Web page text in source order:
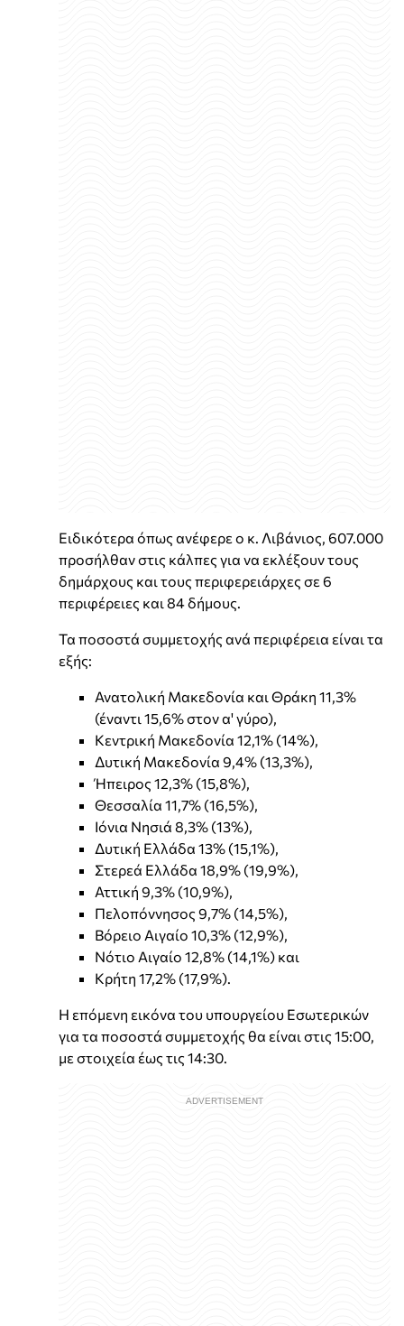
Ειδικότερα όπως ανέφερε ο κ. Λιβάνιος, 607.000
προσήλθαν στις κάλπες για να εκλέξουν τους
δημάρχους και τους περιφερειάρχες σε 6
περιφέρειες και 84 δήμους.
Τα ποσοστά συμμετοχής ανά περιφέρεια είναι τα
εξής:
Ανατολική Μακεδονία και Θράκη 11,3%
(έναντι 15,6% στον α' γύρο),
Κεντρική Μακεδονία 12,1% (14%),
Δυτική Μακεδονία 9,4% (13,3%),
Ήπειρος 12,3% (15,8%),
Θεσσαλία 11,7% (16,5%),
Ιόνια Νησιά 8,3% (13%),
Δυτική Ελλάδα 13% (15,1%),
Στερεά Ελλάδα 18,9% (19,9%),
Αττική 9,3% (10,9%),
Πελοπόννησος 9,7% (14,5%),
Βόρειο Αιγαίο 10,3% (12,9%),
Νότιο Αιγαίο 12,8% (14,1%) και
Κρήτη 17,2% (17,9%).
Η επόμενη εικόνα του υπουργείου Εσωτερικών
για τα ποσοστά συμμετοχής θα είναι στις 15:00,
με στοιχεία έως τις 14:30.